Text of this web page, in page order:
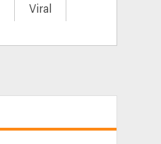
Viral